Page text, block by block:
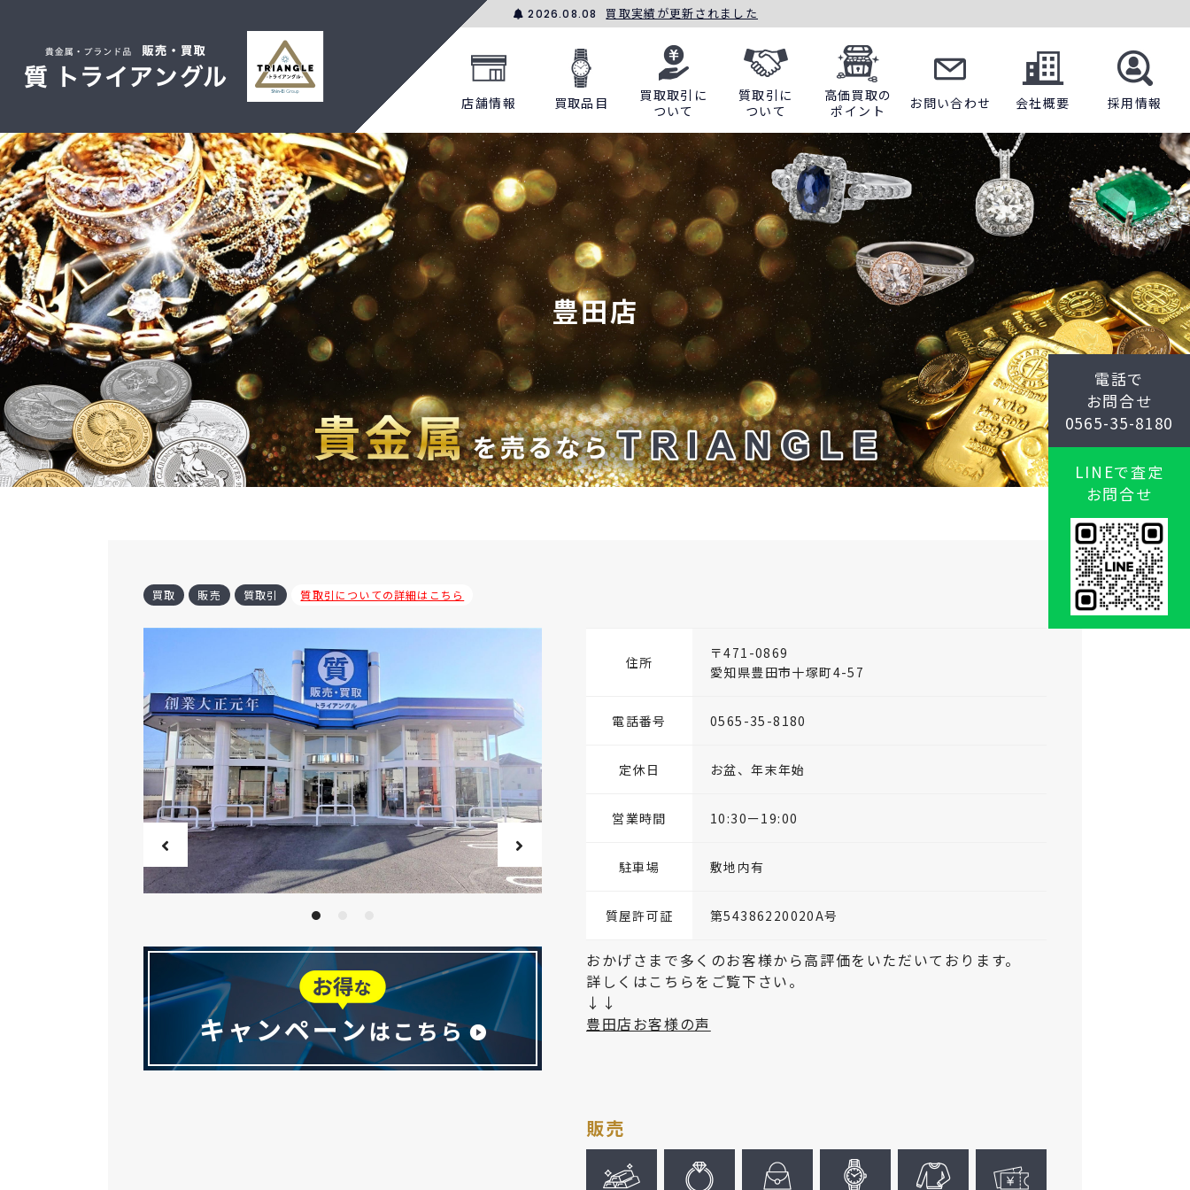
2026.08.08 買取実績が更新されました
店舗情報 買取品目
買取取引に
ついて
質取引に
ついて
高価買取の
ポイント
お問い合わせ 会社概要 採用情報
豊田店
買取 販売 質取引 質取引についての詳細はこちら
住所
〒471-0869
愛知県豊田市十塚町4-57
電話番号 0565-35-8180
定休日 お盆、年末年始
営業時間 10:30ー19:00
駐車場 敷地内有
質屋許可証 第54386220020A号
おかげさまで多くのお客様から高評価をいただいております。
詳しくはこちらをご覧下さい。
↓↓
豊田店お客様の声
販売
電話で
お問合せ
0565-35-8180
LINEで査定
お問合せ